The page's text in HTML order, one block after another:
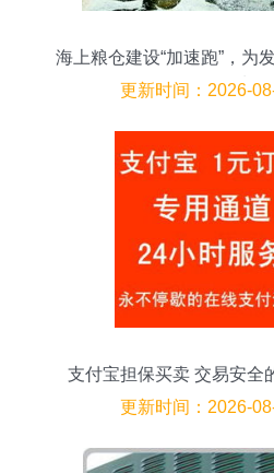
海上粮仓建设“加速跑”，为
水
更新时间：2026-
支付宝担保买卖 交易安全
更新时间：2026-